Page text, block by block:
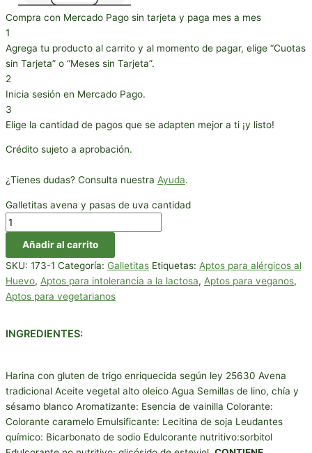
Compra con Mercado Pago sin tarjeta y paga mes a mes
1
Agrega tu producto al carrito y al momento de pagar, elige “Cuotas
sin Tarjeta” o “Meses sin Tarjeta”.
2
Inicia sesión en Mercado Pago.
3
Elige la cantidad de pagos que se adapten mejor a ti ¡y listo!
Crédito sujeto a aprobación.
¿Tienes dudas? Consulta nuestra Ayuda.
Galletitas avena y pasas de uva cantidad
Añadir al carrito
SKU: 173-1 Categoría: Galletitas Etiquetas: Aptos para alérgicos al
Huevo, Aptos para intolerancia a la lactosa, Aptos para veganos,
Aptos para vegetarianos
INGREDIENTES:
Harina con gluten de trigo enriquecida según ley 25630 Avena
tradicional Aceite vegetal alto oleico Agua Semillas de lino, chía y
sésamo blanco Aromatizante: Esencia de vainilla Colorante:
Colorante caramelo Emulsificante: Lecitina de soja Leudantes
químico: Bicarbonato de sodio Edulcorante nutritivo:sorbitol